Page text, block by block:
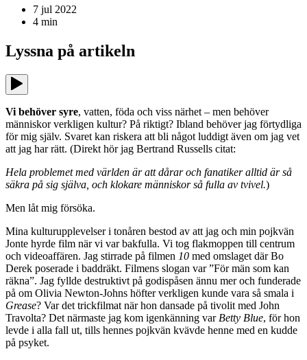
7 jul 2022
4 min
Lyssna på artikeln
Vi behöver syre, vatten, föda och viss närhet – men behöver
människor verkligen kultur? På riktigt? Ibland behöver jag förtydliga
för mig själv. Svaret kan riskera att bli något luddigt även om jag vet
att jag har rätt. (Direkt hör jag Bertrand Russells citat:
Hela problemet med världen är att dårar och fanatiker alltid är så
säkra på sig själva, och klokare människor så fulla av tvivel.)
Men låt mig försöka.
Mina kulturupplevelser i tonåren bestod av att jag och min pojkvän
Jonte hyrde film när vi var bakfulla. Vi tog flakmoppen till centrum
och videoaffären. Jag stirrade på filmen 10 med omslaget där Bo
Derek poserade i baddräkt. Filmens slogan var ”För män som kan
räkna”. Jag fyllde destruktivt på godispåsen ännu mer och funderade
på om Olivia Newton-Johns höfter verkligen kunde vara så smala i
Grease? Var det trickfilmat när hon dansade på tivolit med John
Travolta? Det närmaste jag kom igenkänning var Betty Blue, för hon
levde i alla fall ut, tills hennes pojkvän kvävde henne med en kudde
på psyket.